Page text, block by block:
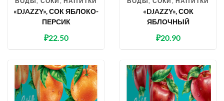
«DJAZZY», СОК ЯБЛОКО-
ПЕРСИК
₽22.50
«DJAZZY», СОК
ЯБЛОЧНЫЙ
₽20.90